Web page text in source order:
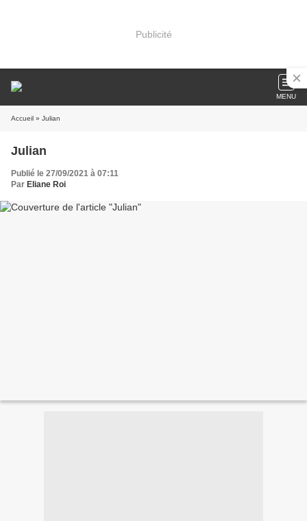
Publicité
MENU
Accueil » Julian
Julian
Publié le 27/09/2021 à 07:11
Par Eliane Roi